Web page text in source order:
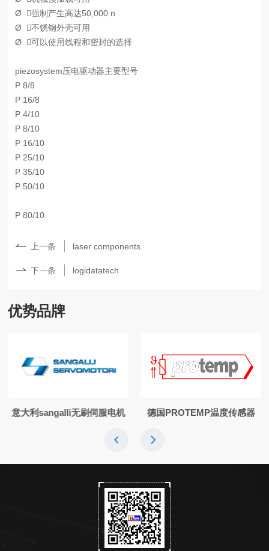
Ø 强制产生高达50,000 n
Ø 不锈钢外壳可用
Ø 可以使用线程和密封的选择
piezosystem压电驱动器主要型号
P 8/8
P 16/8
P 4/10
P 8/10
P 16/10
P 25/10
P 35/10
P 50/10
P 80/10
上一条 laser components
下一条 logidatatech
优势品牌
意大利sangalli无刷伺服电机 德国PROTEMP温度传感器